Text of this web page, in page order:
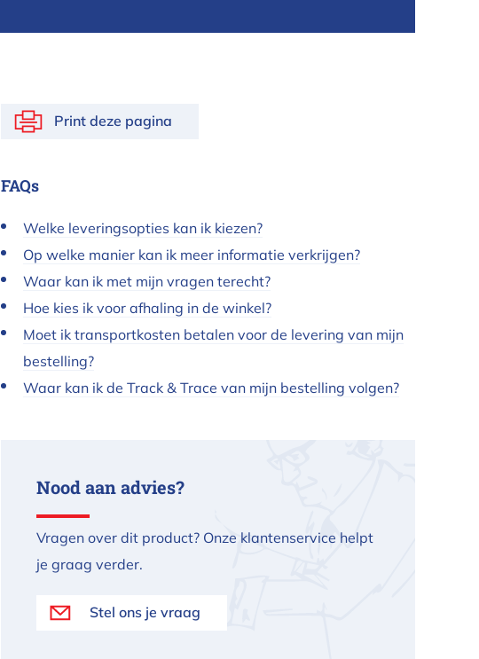
Print deze pagina
FAQs
Welke leveringsopties kan ik kiezen?
Op welke manier kan ik meer informatie verkrijgen?
Waar kan ik met mijn vragen terecht?
Hoe kies ik voor afhaling in de winkel?
Moet ik transportkosten betalen voor de levering van mijn
bestelling?
Waar kan ik de Track & Trace van mijn bestelling volgen?
Nood aan advies?
Vragen over dit product? Onze klantenservice helpt
je graag verder.
Stel ons je vraag